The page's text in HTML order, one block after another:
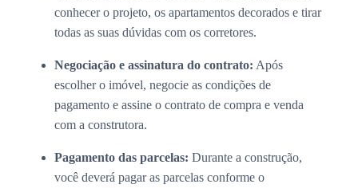
conhecer o projeto, os apartamentos decorados e tirar
todas as suas dúvidas com os corretores.
Negociação e assinatura do contrato: Após
escolher o imóvel, negocie as condições de
pagamento e assine o contrato de compra e venda
com a construtora.
Pagamento das parcelas: Durante a construção,
você deverá pagar as parcelas conforme o